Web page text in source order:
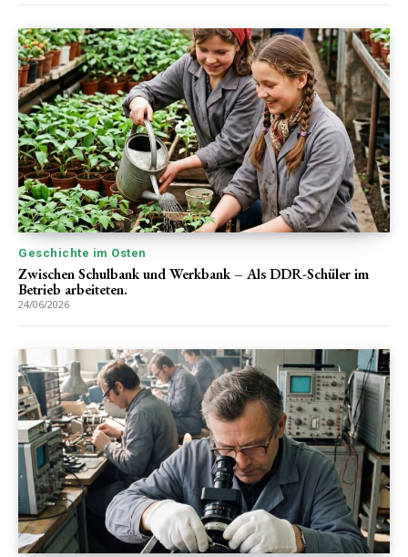
Geschichte im Osten
Zwischen Schulbank und Werkbank – Als DDR-Schüler im
Betrieb arbeiteten.
24/06/2026